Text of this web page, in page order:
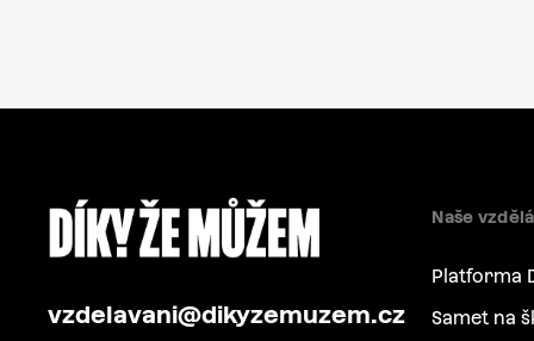
vzdelavani@dikyzemuzem.cz
Naše
Platforma
Samet na